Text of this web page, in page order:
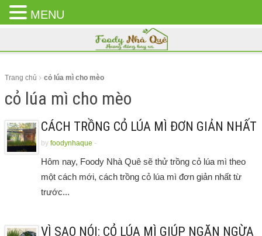
CLOSE
MENU
Trang chủ cỏ lúa mì cho mèo
cỏ lúa mì cho mèo
CÁCH TRỒNG CỎ LÚA MÌ ĐƠN GIẢN NHẤT
by foodynhaque -
Hôm nay, Foody Nhà Quê sẽ thử trồng cỏ lúa mì theo
một cách mới, cách trồng cỏ lúa mì đơn giản nhất từ
trước...
VÌ SAO NÓI: CỎ LÚA MÌ GIÚP NGĂN NGỪA
MENU